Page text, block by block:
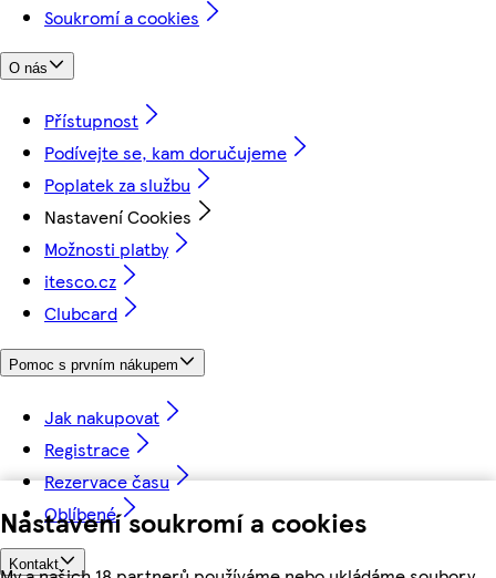
Nastavení soukromí a cookies
Soukromí a cookies
O nás
Přístupnost
Podívejte se, kam doručujeme
Poplatek za službu
Nastavení Cookies
Možnosti platby
itesco.cz
Clubcard
Pomoc s prvním nákupem
Jak nakupovat
Registrace
Rezervace času
Oblíbené
Kontakt